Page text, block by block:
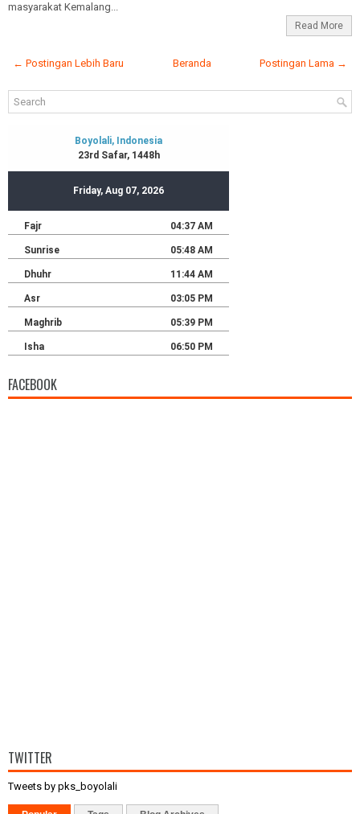
masyarakat Kemalang...
Read More
← Postingan Lebih Baru Postingan Lama →
Beranda
FACEBOOK
TWITTER
Tweets by pks_boyolali